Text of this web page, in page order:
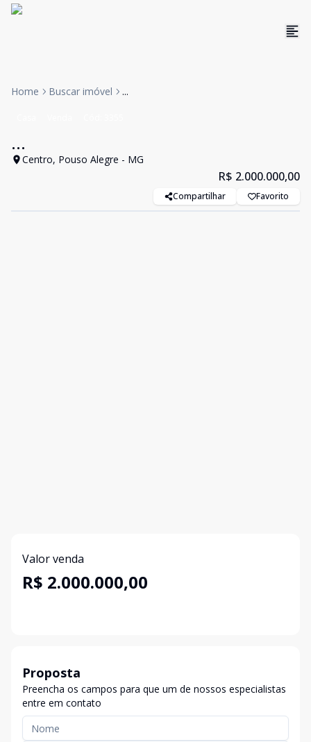
Home Buscar imóvel ...
...
Centro, Pouso Alegre - MG
R$ 2.000.000,00
Compartilhar Favorito
Valor venda
R$ 2.000.000,00
Proposta
Preencha os campos para que um de nossos especialistas
entre em contato